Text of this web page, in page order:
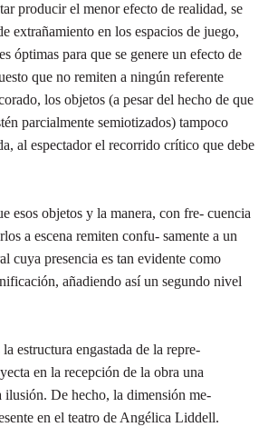
producir el menor efecto de realidad, se
extrañamiento en los espacios de juego,
óptimas para que se genere un efecto de
que no remiten a ningún referente
los objetos (a pesar del hecho de que
parcialmente semiotizados) tampoco
al espectador el recorrido crítico que debe
esos objetos y la manera, con fre- cuencia
a escena remiten confu- samente a un
cuya presencia es tan evidente como
añadiendo así un segundo nivel
estructura engastada de la repre-
en la recepción de la obra una
ilusión. De hecho, la dimensión me-
en el teatro de Angélica Liddell.